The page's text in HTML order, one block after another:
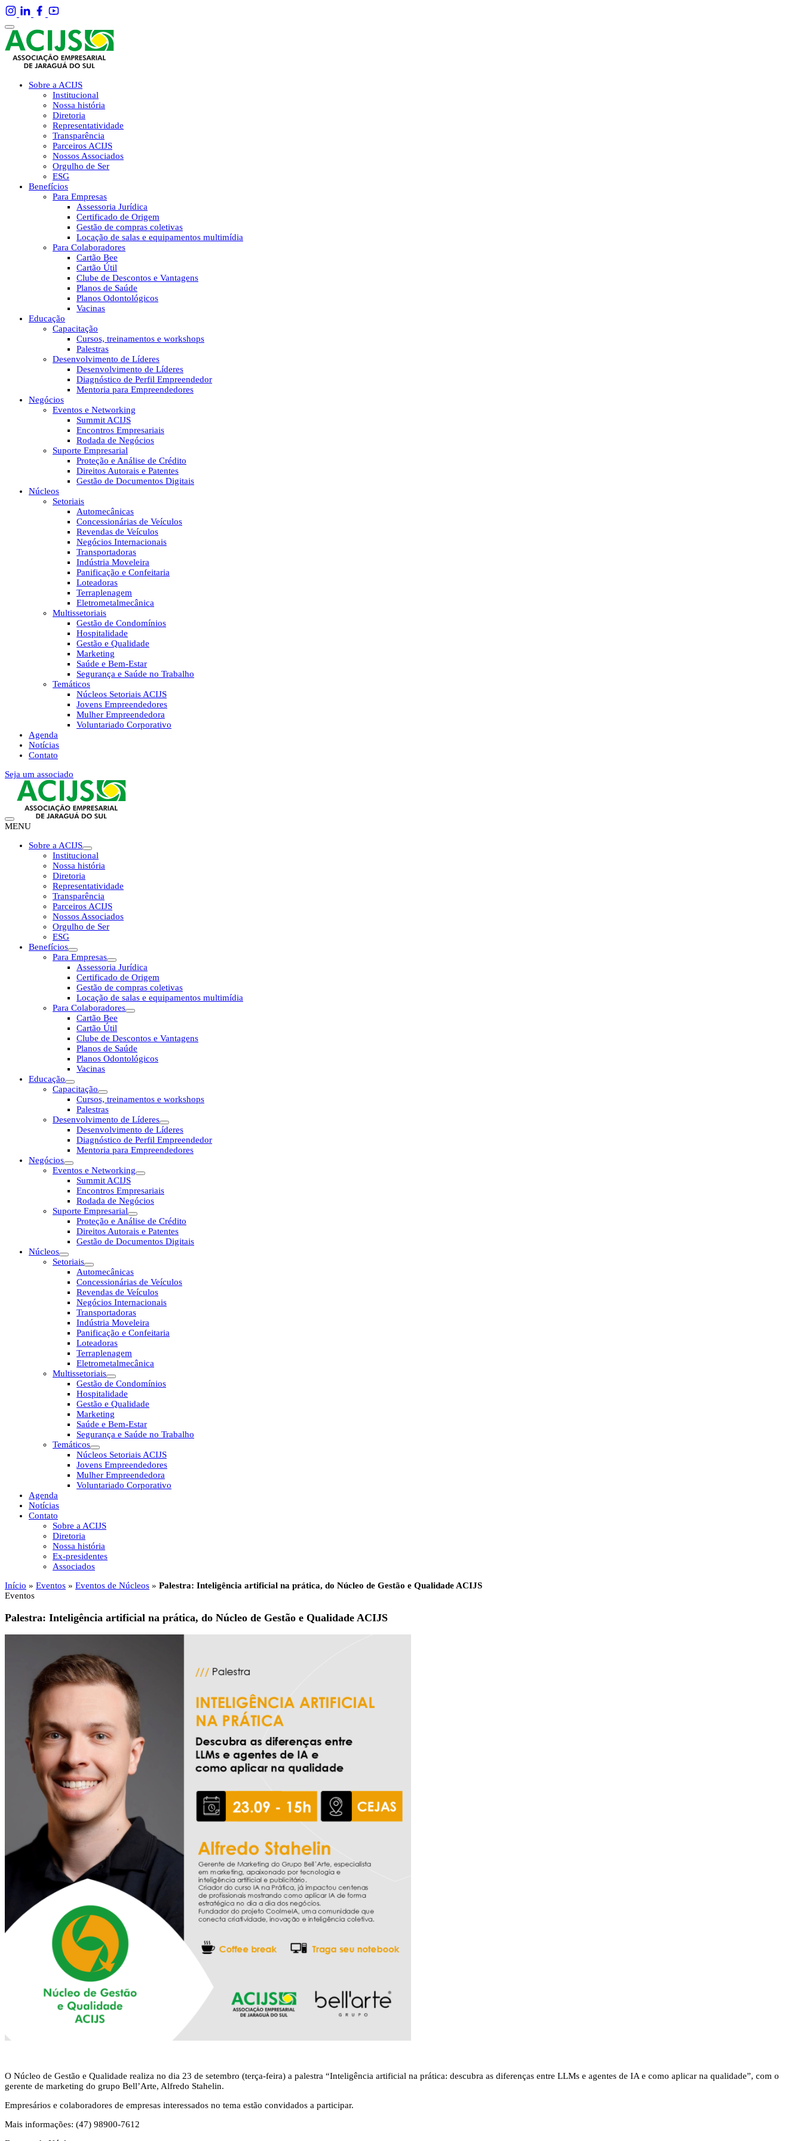
Sobre a ACIJS
Institucional
Nossa história
Diretoria
Representatividade
Transparência
Parceiros ACIJS
Nossos Associados
Orgulho de Ser
ESG
Benefícios
Para Empresas
Assessoria Jurídica
Certificado de Origem
Gestão de compras coletivas
Locação de salas e equipamentos multimídia
Para Colaboradores
Cartão Bee
Cartão Útil
Clube de Descontos e Vantagens
Planos de Saúde
Planos Odontológicos
Vacinas
Educação
Capacitação
Cursos, treinamentos e workshops
Palestras
Desenvolvimento de Líderes
Desenvolvimento de Líderes
Diagnóstico de Perfil Empreendedor
Mentoria para Empreendedores
Negócios
Eventos e Networking
Summit ACIJS
Encontros Empresariais
Rodada de Negócios
Suporte Empresarial
Proteção e Análise de Crédito
Direitos Autorais e Patentes
Gestão de Documentos Digitais
Núcleos
Setoriais
Automecânicas
Concessionárias de Veículos
Revendas de Veículos
Negócios Internacionais
Transportadoras
Indústria Moveleira
Panificação e Confeitaria
Loteadoras
Terraplenagem
Eletrometalmecânica
Multissetoriais
Gestão de Condomínios
Hospitalidade
Gestão e Qualidade
Marketing
Saúde e Bem-Estar
Segurança e Saúde no Trabalho
Temáticos
Núcleos Setoriais ACIJS
Jovens Empreendedores
Mulher Empreendedora
Voluntariado Corporativo
Agenda
Notícias
Contato
Seja um associado
MENU
Sobre a ACIJS
Institucional
Nossa história
Diretoria
Representatividade
Transparência
Parceiros ACIJS
Nossos Associados
Orgulho de Ser
ESG
Benefícios
Para Empresas
Assessoria Jurídica
Certificado de Origem
Gestão de compras coletivas
Locação de salas e equipamentos multimídia
Para Colaboradores
Cartão Bee
Cartão Útil
Clube de Descontos e Vantagens
Planos de Saúde
Planos Odontológicos
Vacinas
Educação
Capacitação
Cursos, treinamentos e workshops
Palestras
Desenvolvimento de Líderes
Desenvolvimento de Líderes
Diagnóstico de Perfil Empreendedor
Mentoria para Empreendedores
Negócios
Eventos e Networking
Summit ACIJS
Encontros Empresariais
Rodada de Negócios
Suporte Empresarial
Proteção e Análise de Crédito
Direitos Autorais e Patentes
Gestão de Documentos Digitais
Núcleos
Setoriais
Automecânicas
Concessionárias de Veículos
Revendas de Veículos
Negócios Internacionais
Transportadoras
Indústria Moveleira
Panificação e Confeitaria
Loteadoras
Terraplenagem
Eletrometalmecânica
Multissetoriais
Gestão de Condomínios
Hospitalidade
Gestão e Qualidade
Marketing
Saúde e Bem-Estar
Segurança e Saúde no Trabalho
Temáticos
Núcleos Setoriais ACIJS
Jovens Empreendedores
Mulher Empreendedora
Voluntariado Corporativo
Agenda
Notícias
Contato
Sobre a ACIJS
Diretoria
Nossa história
Ex-presidentes
Associados
Início » Eventos » Eventos de Núcleos » Palestra: Inteligência artificial na prática, do Núcleo de Gestão e Qualidade ACIJS
Eventos
Palestra: Inteligência artificial na prática, do Núcleo de Gestão e Qualidade ACIJS
O Núcleo de Gestão e Qualidade realiza no dia 23 de setembro (terça-feira) a palestra “Inteligência artificial na prática: descubra as diferenças entre LLMs e agentes de IA e como aplicar na qualidade”, com o
gerente de marketing do grupo Bell’Arte, Alfredo Stahelin.
Empresários e colaboradores de empresas interessados no tema estão convidados a participar.
Mais informações: (47) 98900-7612